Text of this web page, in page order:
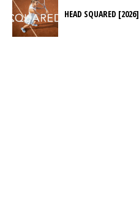
HEAD SQUARED [2026]